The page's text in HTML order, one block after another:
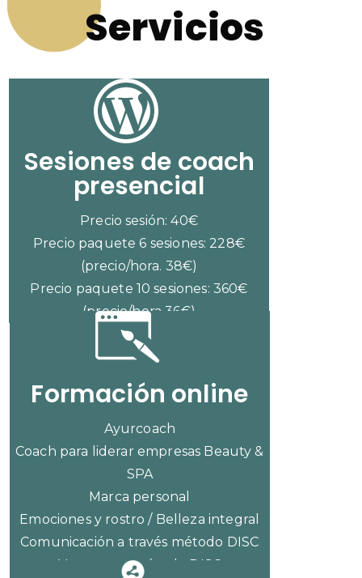
Servicios
Sesiones de coach
presencial
Precio sesión: 40€
Precio paquete 6 sesiones: 228€
(precio/hora. 38€)
Precio paquete 10 sesiones: 360€
(precio/hora 36€)
Formación online
Ayurcoach
Coach para liderar empresas Beauty &
SPA
Marca personal
Emociones y rostro / Belleza integral
Comunicación a través método DISC
Ventas con método DISC